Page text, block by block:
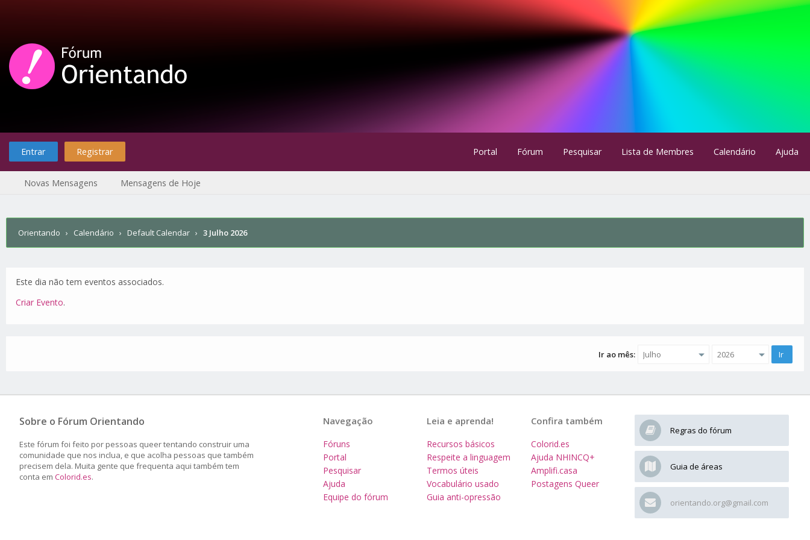
Entrar Registrar Portal Fórum Pesquisar Lista de Membres Calendário Ajuda
Novas Mensagens Mensagens de Hoje
Orientando › Calendário › Default Calendar › 3 Julho 2026
Este dia não tem eventos associados.
Criar Evento.
Ir ao mês:
Sobre o Fórum Orientando
Este fórum foi feito por pessoas queer tentando construir uma
comunidade que nos inclua, e que acolha pessoas que também
precisem dela. Muita gente que frequenta aqui também tem
conta em Colorid.es.
Regras do fórum
Guia de áreas
orientando.org@gmail.com
Confira também
Colorid.es
Ajuda NHINCQ+
Amplifi.casa
Postagens Queer
Leia e aprenda!
Recursos básicos
Respeite a linguagem
Termos úteis
Vocabulário usado
Guia anti-opressão
Navegação
Fóruns
Portal
Pesquisar
Ajuda
Equipe do fórum